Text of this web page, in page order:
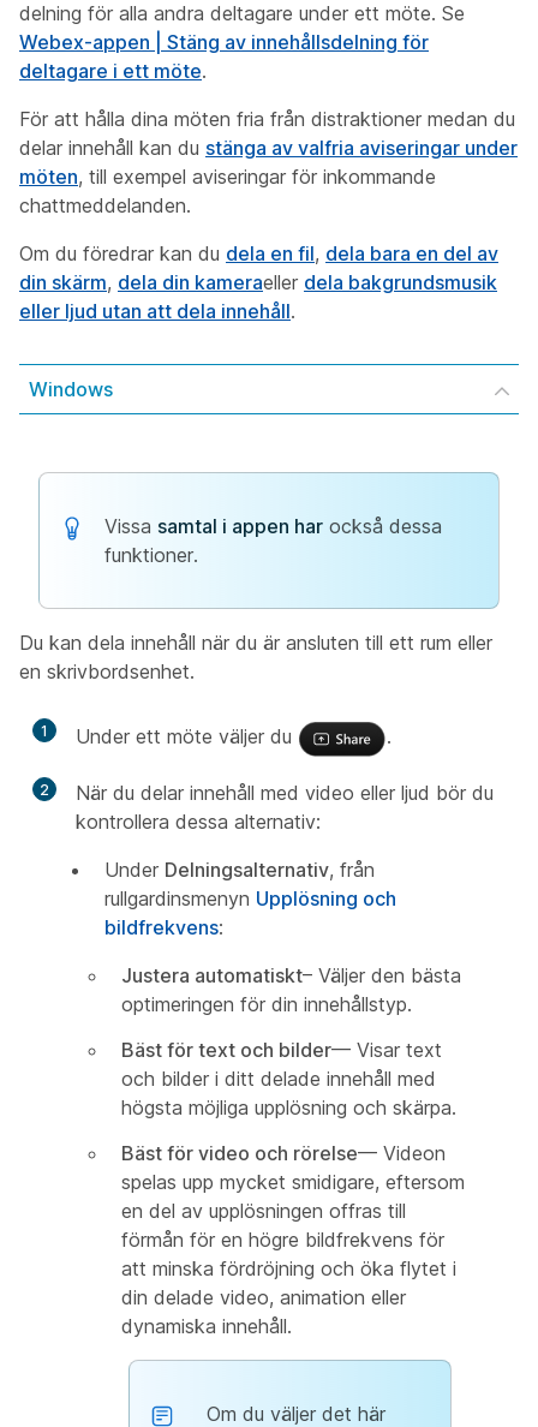
delning för alla andra deltagare under ett möte. Se
Webex-appen | Stäng av innehållsdelning för
deltagare i ett möte.
För att hålla dina möten fria från distraktioner medan du
delar innehåll kan du stänga av valfria aviseringar under
möten, till exempel aviseringar för inkommande
chattmeddelanden.
Om du föredrar kan du dela en fil, dela bara en del av
din skärm, dela din kameraeller dela bakgrundsmusik
eller ljud utan att dela innehåll.
Windows
Vissa samtal i appen har också dessa
funktioner.
Du kan dela innehåll när du är ansluten till ett rum eller
en skrivbordsenhet.
1 Under ett möte väljer du .
2
När du delar innehåll med video eller ljud bör du
kontrollera dessa alternativ:
Under Delningsalternativ, från
rullgardinsmenyn Upplösning och
bildfrekvens:
Justera automatiskt– Väljer den bästa
optimeringen för din innehållstyp.
Bäst för text och bilder— Visar text
och bilder i ditt delade innehåll med
högsta möjliga upplösning och skärpa.
Bäst för video och rörelse— Videon
spelas upp mycket smidigare, eftersom
en del av upplösningen offras till
förmån för en högre bildfrekvens för
att minska fördröjning och öka flytet i
din delade video, animation eller
dynamiska innehåll.
Om du väljer det här